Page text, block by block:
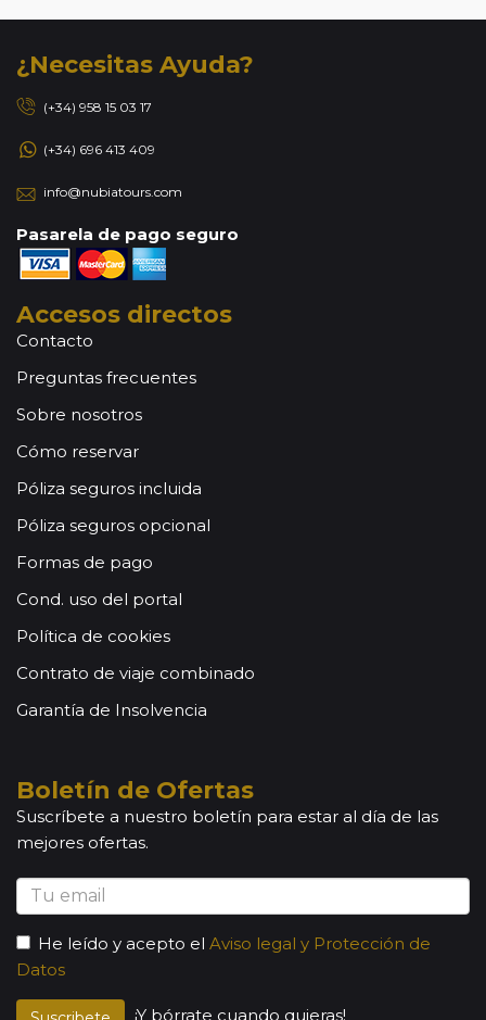
¿Necesitas Ayuda?
(+34) 958 15 03 17
(+34) 696 413 409
info@nubiatours.com
Pasarela de pago seguro
Accesos directos
Contacto
Preguntas frecuentes
Sobre nosotros
Cómo reservar
Póliza seguros incluida
Póliza seguros opcional
Formas de pago
Cond. uso del portal
Política de cookies
Contrato de viaje combinado
Garantía de Insolvencia
Boletín de Ofertas
Suscríbete a nuestro boletín para estar al día de las
mejores ofertas.
He leído y acepto el Aviso legal y Protección de
Datos
¡Y bórrate cuando quieras!